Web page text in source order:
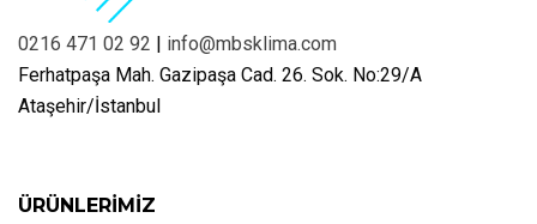
0216 471 02 92
info@mbsklima.com
Ferhatpaşa Mah. Gazipaşa Cad. 26. Sok. No:29/A
Ataşehir/İstanbul
ÜRÜNLERIMIZ